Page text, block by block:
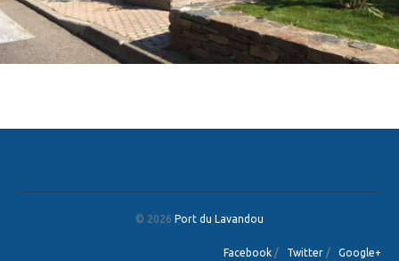
© 2026 Port du Lavandou
Facebook / Twitter / Google+